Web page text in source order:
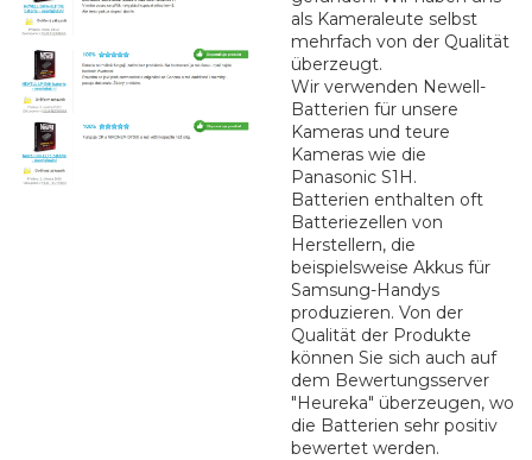
als Kameraleute selbst
mehrfach von der Qualität
überzeugt.
Wir verwenden Newell-
Batterien für unsere
Kameras und teure
Kameras wie die
Panasonic S1H.
Batterien enthalten oft
Batteriezellen von
Herstellern, die
beispielsweise Akkus für
Samsung-Handys
produzieren. Von der
Qualität der Produkte
können Sie sich auch auf
dem Bewertungsserver
"Heureka" überzeugen, wo
die Batterien sehr positiv
bewertet werden.